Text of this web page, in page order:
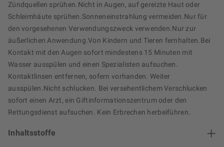
Zündquellen sprühen.Nicht in Augen, auf gereizte Haut oder
Schleimhäute sprühen.Sonneneinstrahlung vermeiden.Nur für
den vorgesehenen Verwendungszweck verwenden.Nur zur
äußerlichen Anwendung.Von Kindern und Tieren fernhalten.Bei
Kontakt mit den Augen sofort mindestens 15 Minuten mit
Wasser ausspülen und einen Spezialisten aufsuchen.
Kontaktlinsen entfernen, sofern vorhanden. Weiter
ausspülen.Nicht schlucken. Bei versehentlichem Verschlucken
sofort einen Arzt, ein Giftinformationszentrum oder den
Rettungsdienst aufsuchen. Kein Erbrechen herbeiführen.
Inhaltsstoffe